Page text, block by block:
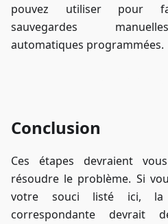
pouvez utiliser pour
sauvegardes
automatiques programmées.
Conclusion
Ces étapes devraient
résoudre le problème. Si
votre souci listé ici, la
correspondante devrait